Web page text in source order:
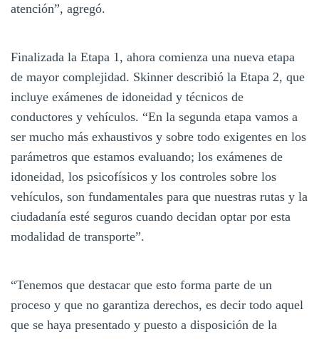
atención”, agregó.
Finalizada la Etapa 1, ahora comienza una nueva etapa
de mayor complejidad. Skinner describió la Etapa 2, que
incluye exámenes de idoneidad y técnicos de
conductores y vehículos. “En la segunda etapa vamos a
ser mucho más exhaustivos y sobre todo exigentes en los
parámetros que estamos evaluando; los exámenes de
idoneidad, los psicofísicos y los controles sobre los
vehículos, son fundamentales para que nuestras rutas y la
ciudadanía esté seguros cuando decidan optar por esta
modalidad de transporte”.
“Tenemos que destacar que esto forma parte de un
proceso y que no garantiza derechos, es decir todo aquel
que se haya presentado y puesto a disposición de la